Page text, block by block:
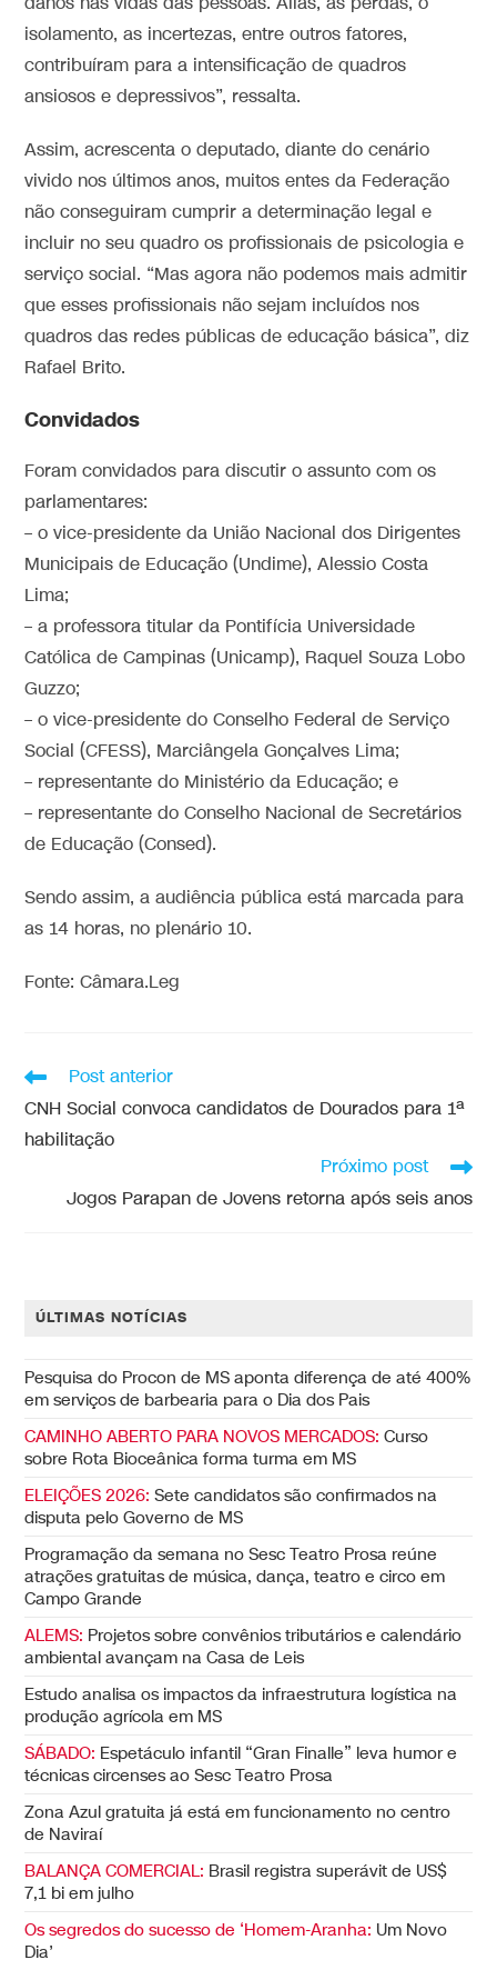
isolamento, as incertezas, entre outros fatores,
contribuíram para a intensificação de quadros
ansiosos e depressivos”, ressalta.
Assim, acrescenta o deputado, diante do cenário
vivido nos últimos anos, muitos entes da Federação
não conseguiram cumprir a determinação legal e
incluir no seu quadro os profissionais de psicologia e
serviço social. “Mas agora não podemos mais admitir
que esses profissionais não sejam incluídos nos
quadros das redes públicas de educação básica”, diz
Rafael Brito.
Convidados
Foram convidados para discutir o assunto com os
parlamentares:
– o vice-presidente da União Nacional dos Dirigentes
Municipais de Educação (Undime), Alessio Costa
Lima;
– a professora titular da Pontifícia Universidade
Católica de Campinas (Unicamp), Raquel Souza Lobo
Guzzo;
– o vice-presidente do Conselho Federal de Serviço
Social (CFESS), Marciângela Gonçalves Lima;
– representante do Ministério da Educação; e
– representante do Conselho Nacional de Secretários
de Educação (Consed).
Sendo assim, a audiência pública está marcada para
as 14 horas, no plenário 10.
Fonte: Câmara.Leg
Post anterior
CNH Social convoca candidatos de Dourados para 1ª
habilitação
Próximo post
Jogos Parapan de Jovens retorna após seis anos
ÚLTIMAS NOTÍCIAS
Pesquisa do Procon de MS aponta diferença de até 400%
em serviços de barbearia para o Dia dos Pais
CAMINHO ABERTO PARA NOVOS MERCADOS: Curso
sobre Rota Bioceânica forma turma em MS
ELEIÇÕES 2026: Sete candidatos são confirmados na
disputa pelo Governo de MS
Programação da semana no Sesc Teatro Prosa reúne
atrações gratuitas de música, dança, teatro e circo em
Campo Grande
ALEMS: Projetos sobre convênios tributários e calendário
ambiental avançam na Casa de Leis
Estudo analisa os impactos da infraestrutura logística na
produção agrícola em MS
SÁBADO: Espetáculo infantil “Gran Finalle” leva humor e
técnicas circenses ao Sesc Teatro Prosa
Zona Azul gratuita já está em funcionamento no centro
de Naviraí
BALANÇA COMERCIAL: Brasil registra superávit de US$
7,1 bi em julho
Os segredos do sucesso de ‘Homem-Aranha: Um Novo
Dia’